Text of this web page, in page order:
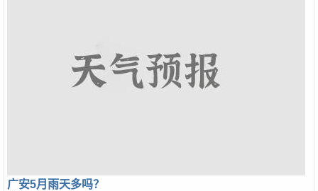
广安5月雨天多吗？